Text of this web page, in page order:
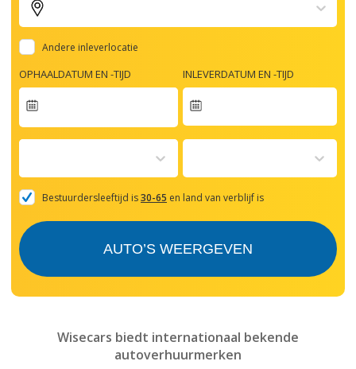
Andere inleverlocatie
OPHAALDATUM EN -TIJD
forward
with
the
and
mark
INLEVERDATUM EN -TIJD
Bestuurdersleeftijd is30-65 en land van verblijf is
AUTO’S WEERGEVEN
Wisecars biedt internationaal bekende
autoverhuurmerken